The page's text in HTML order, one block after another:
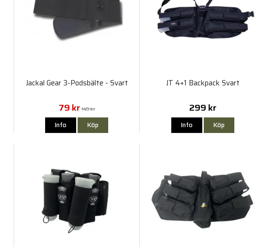
Jackal Gear 3-Podsbälte - Svart
79 kr 149 kr
Info Köp
JT 4+1 Backpack Svart
299 kr
Info Köp